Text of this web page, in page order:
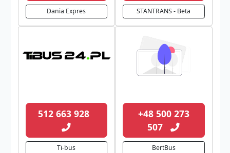
Dania Expres STANTRANS - Beta
512 663 928
Ti-bus
+48 500 273
507
BertBus